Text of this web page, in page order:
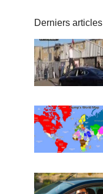
Derniers articles